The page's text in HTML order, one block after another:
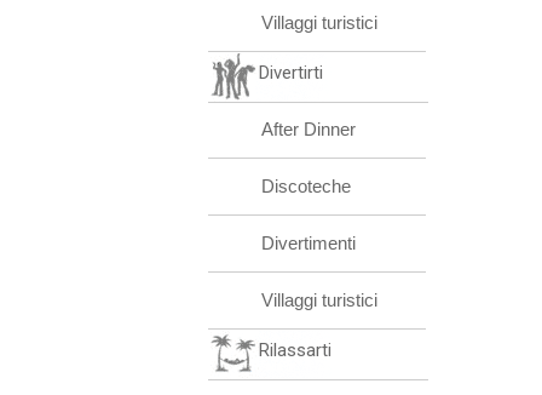
Villaggi turistici
Divertirti
After Dinner
Discoteche
Divertimenti
Villaggi turistici
Rilassarti